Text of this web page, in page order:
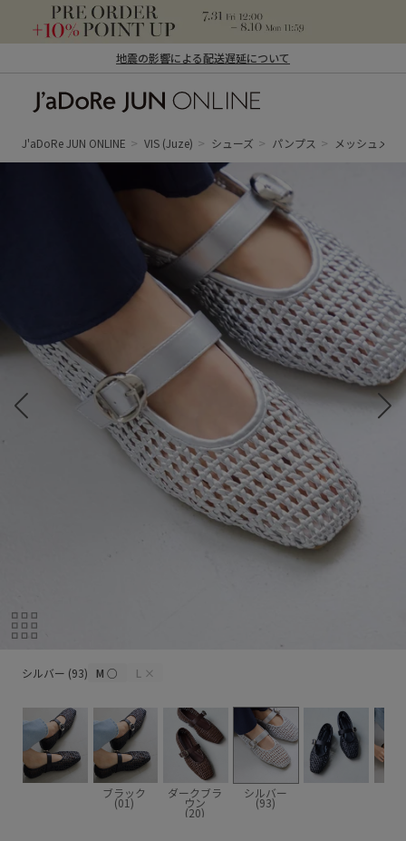
地震の影響による配送遅延について
ン オンライン）
J'aDoRe JUN ONLINE VIS (Juze) シューズ パンプス メッシュメリ
シルバー (93) M○ L ×
ブラック
(01)
ダークブラ
ウン
(20)
シルバー
(93)